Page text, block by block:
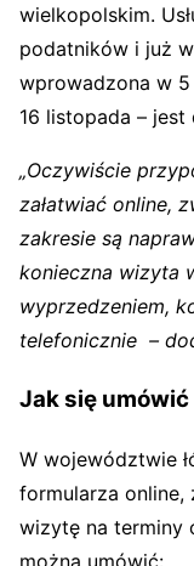
wielkopolskim.
podatników i już
wprowadzona w
16 listopada – jest
„Oczywiście
załatwiać online,
zakresie są
konieczna wizyta
wyprzedzeniem,
telefonicznie –
Jak się
W województwie
formularza
wizytę na terminy
można umówić: